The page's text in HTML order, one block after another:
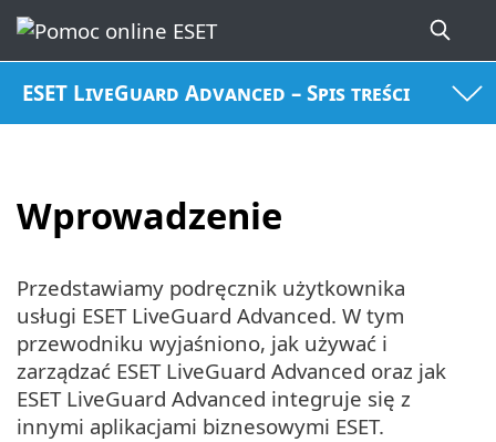
ESET LiveGuard Advanced – Spis treści
Wprowadzenie
Przedstawiamy podręcznik użytkownika
usługi ESET LiveGuard Advanced. W tym
przewodniku wyjaśniono, jak używać i
zarządzać ESET LiveGuard Advanced oraz jak
ESET LiveGuard Advanced integruje się z
innymi aplikacjami biznesowymi ESET.